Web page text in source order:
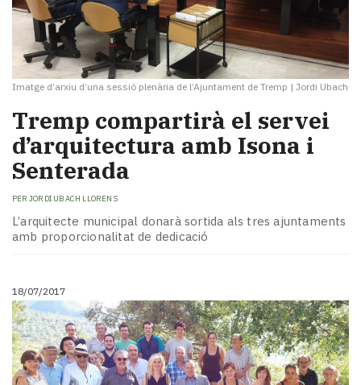
Imatge d’arxiu d’una sessió plenària de l’Ajuntament de Tremp | Jordi Ubach
Tremp compartirà el servei
d’arquitectura amb Isona i
Senterada
PER JORDI UBACH LLORENS
L’arquitecte municipal donarà sortida als tres ajuntaments
amb proporcionalitat de dedicació
18/07/2017